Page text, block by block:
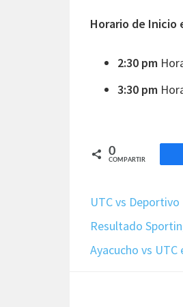
Horario de Inicio
2:30 pm
3:30 pm
0
COMPARTIR
UTC vs
Resultado
Ayacucho vs